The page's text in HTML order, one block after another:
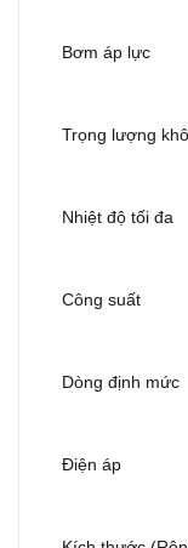
Bơm áp lực
Trọng lượng khô
Nhiệt độ tối đa
Công suất
Dòng định mức
Điện áp